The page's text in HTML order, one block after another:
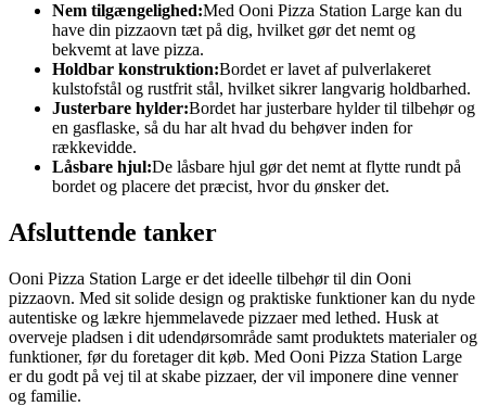
Nem tilgængelighed:Med Ooni Pizza Station Large kan du
have din pizzaovn tæt på dig, hvilket gør det nemt og
bekvemt at lave pizza.
Holdbar konstruktion:Bordet er lavet af pulverlakeret
kulstofstål og rustfrit stål, hvilket sikrer langvarig holdbarhed.
Justerbare hylder:Bordet har justerbare hylder til tilbehør og
en gasflaske, så du har alt hvad du behøver inden for
rækkevidde.
Låsbare hjul:De låsbare hjul gør det nemt at flytte rundt på
bordet og placere det præcist, hvor du ønsker det.
Afsluttende tanker
Ooni Pizza Station Large er det ideelle tilbehør til din Ooni
pizzaovn. Med sit solide design og praktiske funktioner kan du nyde
autentiske og lækre hjemmelavede pizzaer med lethed. Husk at
overveje pladsen i dit udendørsområde samt produktets materialer og
funktioner, før du foretager dit køb. Med Ooni Pizza Station Large
er du godt på vej til at skabe pizzaer, der vil imponere dine venner
og familie.